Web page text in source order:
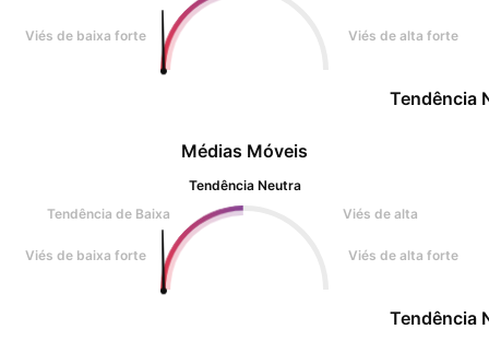
Viés de baixa forte Viés de alta forte
Tendência
Médias Móveis
Tendência Neutra
Tendência de Baixa
Viés de alta
Viés de baixa forte Viés de alta forte
Tendência